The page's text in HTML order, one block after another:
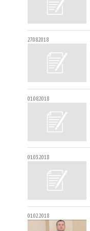
27.08.2018
01.08.2018
01.03.2018
01.02.2018